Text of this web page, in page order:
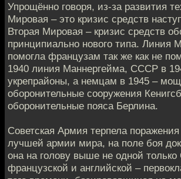
Упрощённо говоря, из-за развития
Мировая – это кризис средств
Вторая Мировая – кризис средств
принципиально нового типа. Линия
помогла французам так же как не
1940 линия Маннергейма, СССР в
укрепрайоны, а немцам в 1945 –
оборонительные сооружения
оборонительные пояса Берлина.
Советская Армия терпела
лучшей армии мира, на поле боя
она на голову выше не одной только
французской и английской –